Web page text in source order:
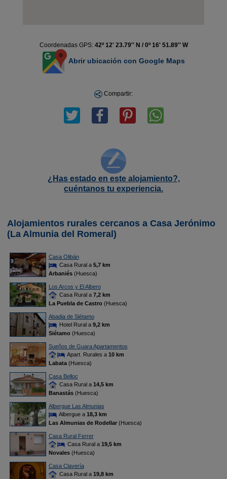
Coordenadas GPS: 42º 12' 23.79'' N / 0º 16' 51.89'' W
Abrir ubicación con Google Maps
Compartir:
¿Has estado en este alojamiento?,
cuéntanos tu experiencia.
Alojamientos rurales cercanos a Casa Jerónimo
(La Almunia del Romeral)
Casa Olibán
Casa Rural a 5,7 km
Arbaniés(Huesca)
Los Arcos y El Albero
Casa Rural a 7,2 km
La Puebla de Castro(Huesca)
Abadia de Siétamo
Hotel Rural a 9,2 km
Siétamo(Huesca)
Sueños de Guara Apartamentos
Apart. Rurales a 10 km
Labata(Huesca)
Casa Belloc
Casa Rural a 14,5 km
Banastás(Huesca)
Albergue Las Almunias
Albergue a 18,3 km
Las Almunias de Rodellar(Huesca)
Casa Rural Ferrer
Casa Rural a 19,5 km
Novales(Huesca)
Casa Clavería
Casa Rural a 19,8 km